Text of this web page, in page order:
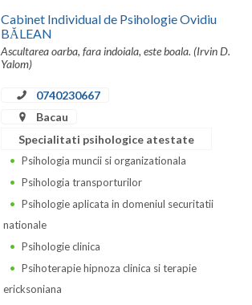
Cabinet Individual de Psihologie Ovidiu
BĂLEAN
Ascultarea oarba, fara indoiala, este boala. (Irvin D.
Yalom)
0740230667
Bacau
Specialitati psihologice atestate
Psihologia muncii si organizationala
Psihologia transporturilor
Psihologie aplicata in domeniul securitatii
nationale
Psihologie clinica
Psihoterapie hipnoza clinica si terapie
ericksoniana